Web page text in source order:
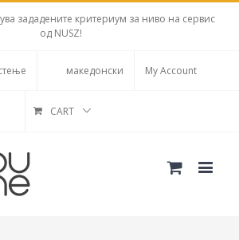
зададените критериум за ниво на сервис
од NUSZ!
македонски My Account
CART